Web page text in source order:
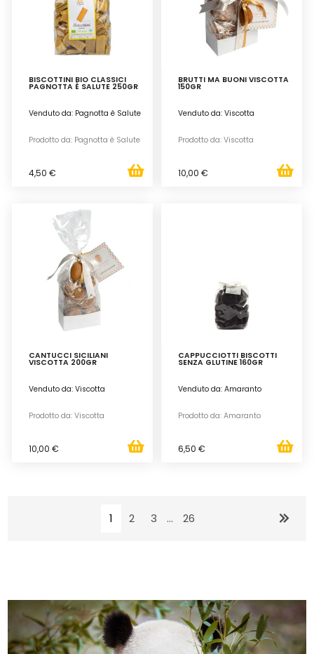
BISCOTTINI BIO CLASSICI
PAGNOTTA È SALUTE 250GR
Venduto da: Pagnotta è Salute
Prodotto da: Pagnotta è Salute
4,50 €
BRUTTI MA BUONI VISCOTTA
150GR
Venduto da: Viscotta
Prodotto da: Viscotta
10,00 €
CANTUCCI SICILIANI
VISCOTTA 200GR
Venduto da: Viscotta
Prodotto da: Viscotta
10,00 €
CAPPUCCIOTTI BISCOTTI
SENZA GLUTINE 160GR
Venduto da: Amaranto
Prodotto da: Amaranto
6,50 €
1 2 3 ... 26